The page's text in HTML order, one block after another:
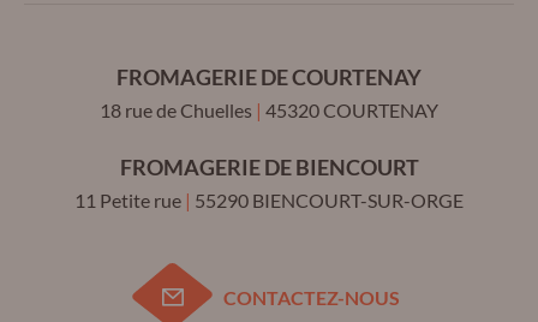
FROMAGERIE DE COURTENAY
18 rue de Chuelles | 45320COURTENAY
FROMAGERIE DE BIENCOURT
11 Petite rue | 55290 BIENCOURT-SUR-ORGE
CONTACTEZ-NOUS